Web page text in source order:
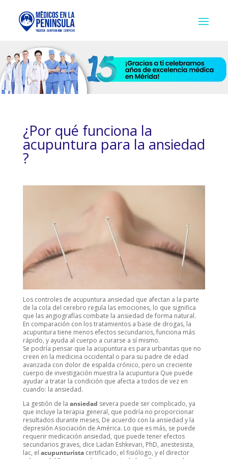
¿Por qué funciona la
acupuntura para la ansiedad
?
Los controles de acupuntura ansiedad que afectan a la parte
de la cola del cerebro regula las emociones, lo que significa
que las angiografías combate la ansiedad de forma natural.
En comparación con los tratamientos a base de drogas, la
acupuntura tiene menos efectos secundarios, funciona más
rápido, y ayuda al cuerpo a curarse a sí mismo.
Se podría pensar que la acupuntura es para urbanitas que no
creen en la medicina occidental o para su padre de edad
avanzada con dolor de espalda crónico, pero un creciente
cuerpo de investigación muestra la acupuntura Que puede
ayudar a tratar la condición que afecta a todos de vez en
cuando: la ansiedad.
La gestión de la ansiedad severa puede ser complicado, ya
que incluye la terapia general, que podría no proporcionar
resultados durante meses, De acuerdo con la ansiedad y la
depresión Asociación de América. Lo que es más, se puede
requerir medicación ansiedad, que puede tener efectos
secundarios graves, dice Ladan Eshkevari, PhD, anestesista,
lac, el acupunturistacertificado, el fisiólogo, y el director